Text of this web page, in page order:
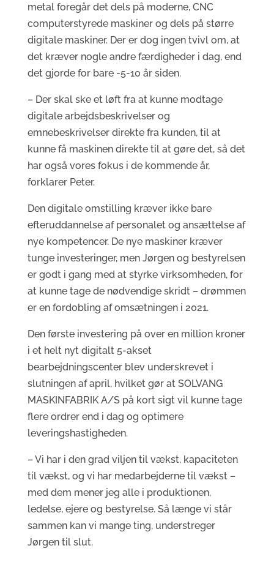
metal foregår det dels på moderne, CNC
computerstyrede maskiner og dels på større
digitale maskiner. Der er dog ingen tvivl om, at
det kræver nogle andre færdigheder i dag, end
det gjorde for bare -5-10 år siden.
– Der skal ske et løft fra at kunne modtage
digitale arbejdsbeskrivelser og
emnebeskrivelser direkte fra kunden, til at
kunne få maskinen direkte til at gøre det, så det
har også vores fokus i de kommende år,
forklarer Peter.
Den digitale omstilling kræver ikke bare
efteruddannelse af personalet og ansættelse af
nye kompetencer. De nye maskiner kræver
tunge investeringer, men Jørgen og bestyrelsen
er godt i gang med at styrke virksomheden, for
at kunne tage de nødvendige skridt – drømmen
er en fordobling af omsætningen i 2021.
Den første investering på over en million kroner
i et helt nyt digitalt 5-akset
bearbejdningscenter blev underskrevet i
slutningen af april, hvilket gør at SOLVANG
MASKINFABRIK A/S på kort sigt vil kunne tage
flere ordrer end i dag og optimere
leveringshastigheden.
– Vi har i den grad viljen til vækst, kapaciteten
til vækst, og vi har medarbejderne til vækst –
med dem mener jeg alle i produktionen,
ledelse, ejere og bestyrelse. Så længe vi står
sammen kan vi mange ting, understreger
Jørgen til slut.